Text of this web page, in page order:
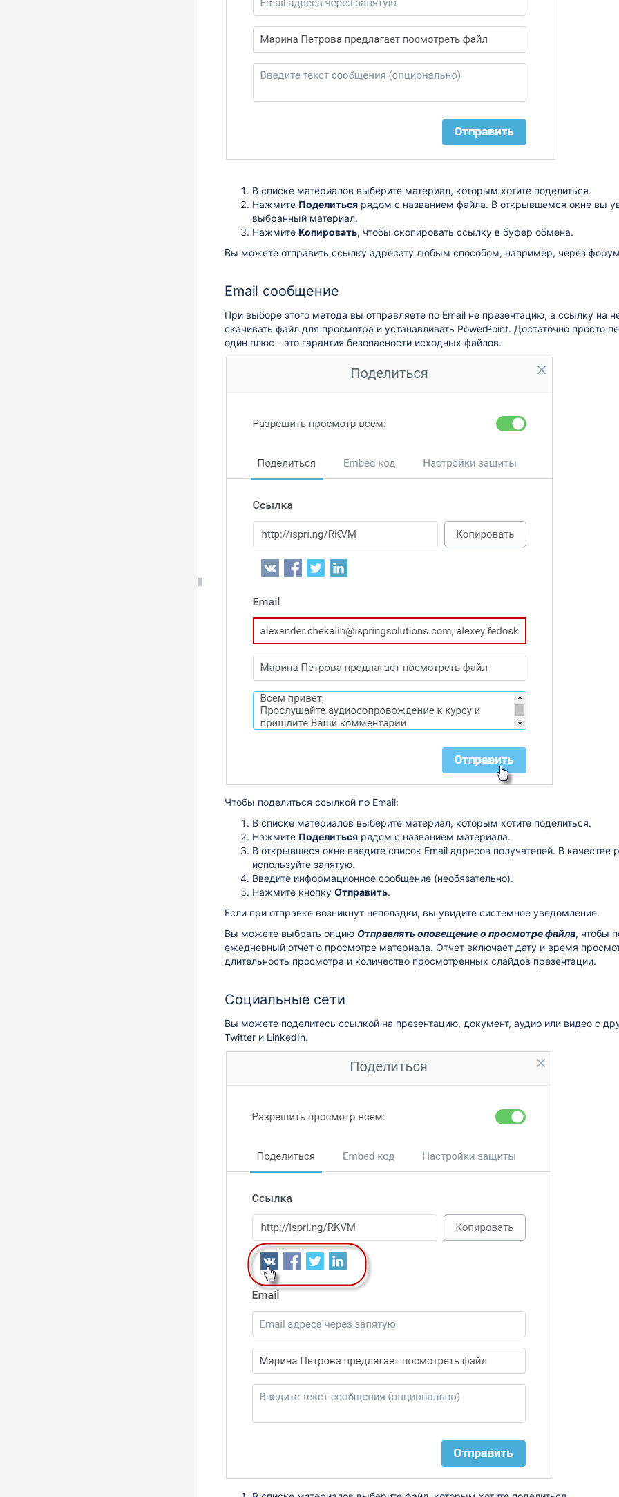
В списке материалов выберите материал, которым хотите поделиться.
Нажмите Поделиться рядом с названием файла. В открывшемся окне вы
выбранный материал.
Нажмите Копировать, чтобы скопировать ссылку в буфер обмена.
Вы можете отправить ссылку адресату любым способом, например, через
Email сообщение
При выборе этого метода вы отправляете по Email не презентацию, а ссылку на
скачивать файл для просмотра и устанавливать PowerPoint. Достаточно просто
один плюс - это гарантия безопасности исходных файлов.
Чтобы поделиться ссылкой по Email:
В списке материалов выберите материал, которым хотите поделиться.
Нажмите Поделиться рядом с названием материала.
В открывшеся окне введите список Email адресов получателей. В качестве
используйте запятую.
Введите информационное сообщение (необязательно).
Нажмите кнопку Отправить.
Если при отправке возникнут неполадки, вы увидите системное уведомление.
Вы можете выбрать опцию Отправлять оповещение о просмотре файла, чтобы
ежедневный отчет о просмотре материала. Отчет включает дату и время
длительность просмотра и количество просмотренных слайдов презентации.
Социальные сети
Вы можете поделитесь ссылкой на презентацию, документ, аудио или видео с
Twitter и LinkedIn.